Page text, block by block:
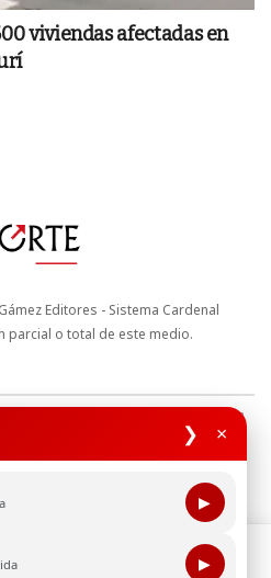
❯ ×
▶
▶
viviendas afectadas en
Editores - Sistema Cardenal
parcial o total de este medio.
de Autor y Propiedad Intelectual
Política de Tratamiento de Datos
para mejorar tu experiencia de
nuestra política de uso de